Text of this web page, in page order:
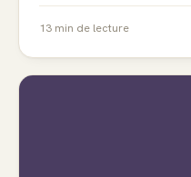
13 min de lecture